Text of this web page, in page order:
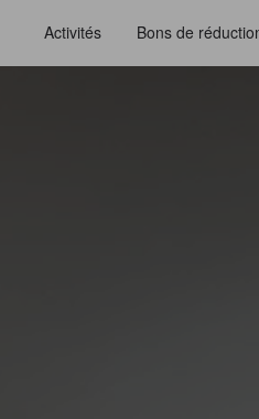
Activités Bons de